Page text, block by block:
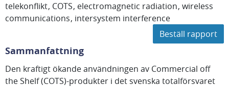
telekonflikt COTS electromagnetic radiation wireless
communications intersystem interference
Beställ rapport
Sammanfattning
Den kraftigt ökande användningen av Commercial off
the Shelf (COTS)-produkter i det svenska totalförsvaret